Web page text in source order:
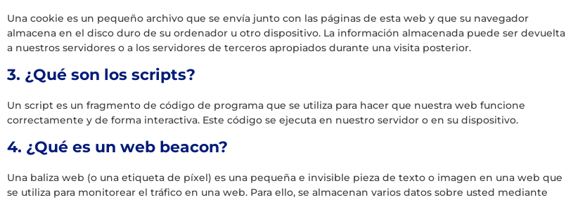
Una cookie es un pequeño archivo que se envía junto con las páginas de esta web y que su navegador
almacena en el disco duro de su ordenador u otro dispositivo. La información almacenada puede ser devuelta
a nuestros servidores o a los servidores de terceros apropiados durante una visita posterior.
3. ¿Qué son los scripts?
Un script es un fragmento de código de programa que se utiliza para hacer que nuestra web funcione
correctamente y de forma interactiva. Este código se ejecuta en nuestro servidor o en su dispositivo.
4. ¿Qué es un web beacon?
Una baliza web (o una etiqueta de píxel) es una pequeña e invisible pieza de texto o imagen en una web que
se utiliza para monitorear el tráfico en una web. Para ello, se almacenan varios datos sobre usted mediante